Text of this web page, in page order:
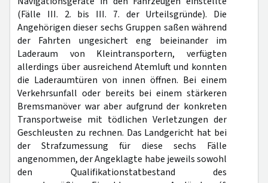
(Fälle III. 2. bis III. 7. der Urteilsgründe). Die
Angehörigen dieser sechs Gruppen saßen während
der Fahrten ungesichert eng beieinander im
Laderaum von Kleintransportern, verfügten
allerdings über ausreichend Atemluft und konnten
die Laderaumtüren von innen öffnen. Bei einem
Verkehrsunfall oder bereits bei einem stärkeren
Bremsmanöver war aber aufgrund der konkreten
Transportweise mit tödlichen Verletzungen der
Geschleusten zu rechnen. Das Landgericht hat bei
der Strafzumessung für diese sechs Fälle
angenommen, der Angeklagte habe jeweils sowohl
den Qualifikationstatbestand des